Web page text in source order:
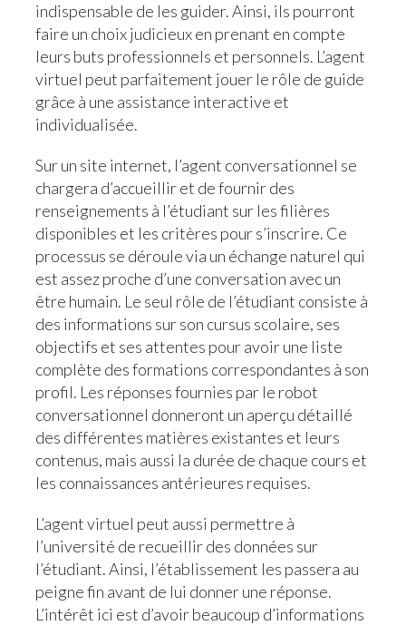
indispensable de les guider. Ainsi, ils pourront
faire un choix judicieux en prenant en compte
leurs buts professionnels et personnels. L’agent
virtuel peut parfaitement jouer le rôle de guide
grâce à une assistance interactive et
individualisée.
Sur un site internet, l’agent conversationnel se
chargera d’accueillir et de fournir des
renseignements à l’étudiant sur les filières
disponibles et les critères pour s’inscrire. Ce
processus se déroule via un échange naturel qui
est assez proche d’une conversation avec un
être humain. Le seul rôle de l’étudiant consiste à
des informations sur son cursus scolaire, ses
objectifs et ses attentes pour avoir une liste
complète des formations correspondantes à son
profil. Les réponses fournies par le robot
conversationnel donneront un aperçu détaillé
des différentes matières existantes et leurs
contenus, mais aussi la durée de chaque cours et
les connaissances antérieures requises.
L’agent virtuel peut aussi permettre à
l’université de recueillir des données sur
l’étudiant. Ainsi, l’établissement les passera au
peigne fin avant de lui donner une réponse.
L’intérêt ici est d’avoir beaucoup d’informations